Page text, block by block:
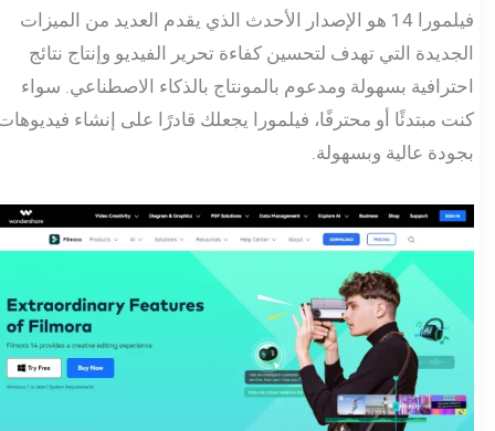
فيلمورا 14 هو الإصدار الأحدث الذي يقدم العديد من الميزات
الجديدة التي تهدف لتحسين كفاءة تحرير الفيديو وإنتاج نتائج
احترافية بسهولة ومدعوم بالمونتاج بالذكاء الاصطناعي. سواء
كنت مبتدئًا أو محترفًا، فيلمورا يجعلك قادرًا على إنشاء فيديوهات
بجودة عالية وبسهولة.